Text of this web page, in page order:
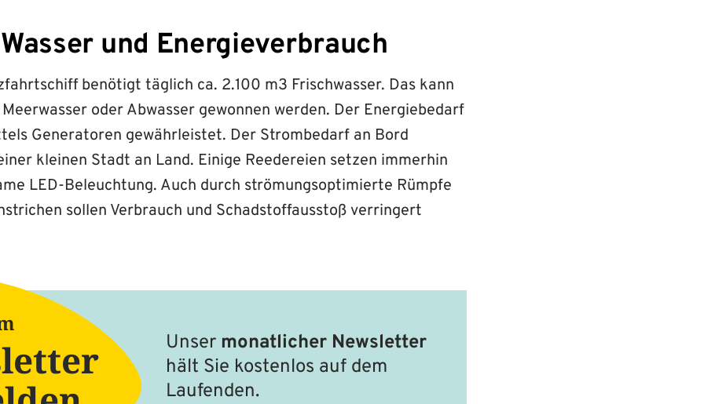
und Energieverbrauch
benötigt täglich ca. 2.100 m3 Frischwasser. Das kann
oder Abwasser gewonnen werden. Der Energiebedarf
Generatoren gewährleistet. Der Strombedarf an Bord
kleinen Stadt an Land. Einige Reedereien setzen immerhin
LED-Beleuchtung. Auch durch strömungsoptimierte Rümpfe
sollen Verbrauch und Schadstoffausstoß verringert
Unser monatlicher Newsletter
hält Sie kostenlos auf dem
Laufenden.